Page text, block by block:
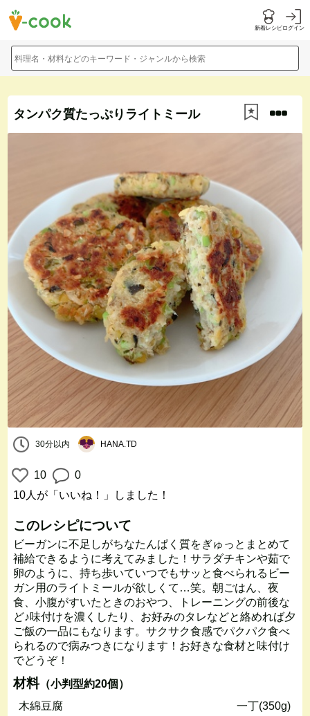
新着レシピログイン
料理名・材料などのキーワード・ジャンルから検索
タンパク質たっぷりライトミール
30分以内 HANA.TD
10
0
10人 が「いいね！」しました！
このレシピについて
ビーガンに不足しがちなたんぱく質をぎゅっとまとめて
補給できるように考えてみました！サラダチキンや茹で
卵のように、持ち歩いていつでもサッと食べられるビー
ガン用のライトミールが欲しくて…笑。朝ごはん、夜
食、小腹がすいたときのおやつ、トレーニングの前後な
ど♪味付けを濃くしたり、お好みのタレなどと絡めれば夕
ご飯の一品にもなります。サクサク食感でパクパク食べ
られるので病みつきになります！お好きな食材と味付け
でどうぞ！
材料（小判型約20個）
木綿豆腐
一丁(350g)